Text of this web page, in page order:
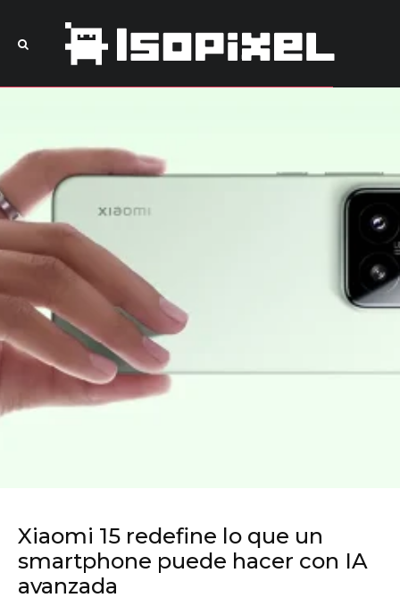
Xiaomi 15 redefine lo que un
smartphone puede hacer con IA
avanzada